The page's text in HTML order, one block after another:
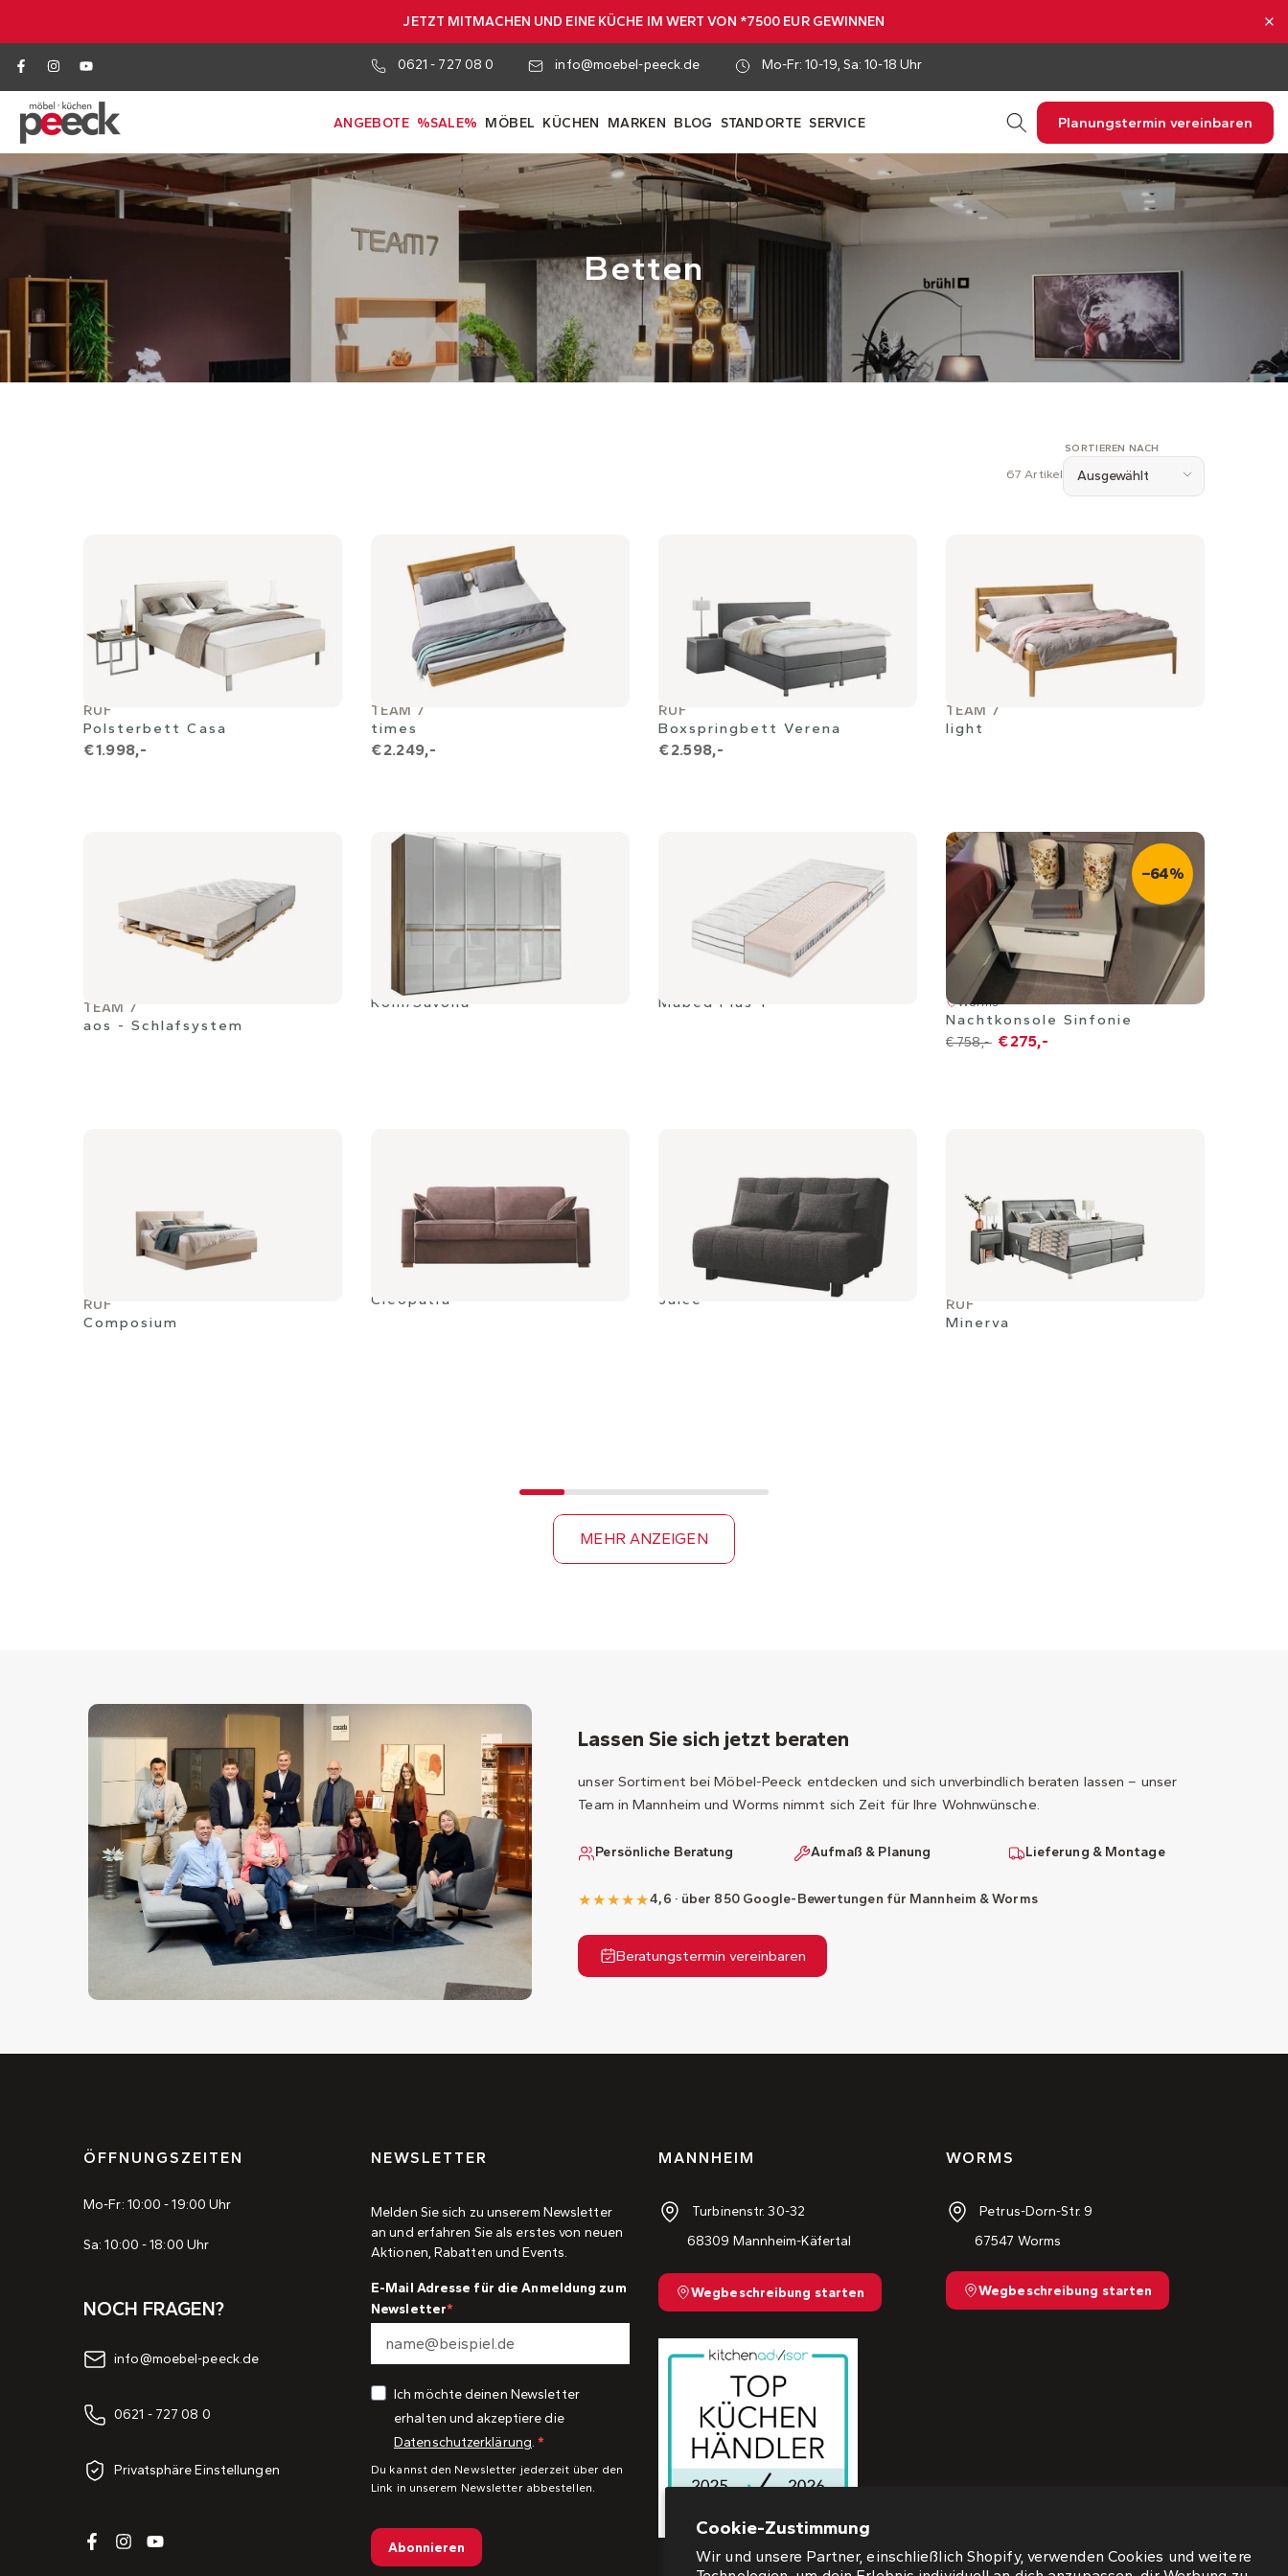
Cookie-Zustimmung
Wir und unsere Partner, einschließlich Shopify, verwenden Cookies und weitere
JETZT MITMACHEN UND EINE KÜCHE IM WERT VON *7500 EUR GEWINNEN
0621 - 727 08 0 info@moebel-peeck.de Mo-Fr: 10-19, Sa: 10-18 Uhr
ANGEBOTE %SALE% MÖBEL KÜCHEN MARKEN BLOG STANDORTE SERVICE Planungstermin vereinbaren
Betten
67 Artikel
SORTIEREN NACH
Ausgewählt
RUF
Polsterbett Casa
€ 1.998,-
TEAM 7
times
€ 2.249,-
RUF
Boxspringbett Verena
€ 2.598,-
TEAM 7
light
TEAM 7
aos - Schlafsystem
Rom/Savona Mabed Plus T
−64%
Worms
Nachtkonsole Sinfonie
€ 758,- € 275,-
RUF
Composium
Cleopatra Juice RUF
Minerva
MEHR ANZEIGEN
Lassen Sie sich jetzt beraten
unser Sortiment bei Möbel-Peeck entdecken und sich unverbindlich beraten lassen – unser
Team in Mannheim und Worms nimmt sich Zeit für Ihre Wohnwünsche.
Persönliche Beratung Aufmaß & Planung Lieferung & Montage
★★★★★4,6 · über 850 Google-Bewertungen für Mannheim & Worms
Beratungstermin vereinbaren
ÖFFNUNGSZEITEN
Mo-Fr: 10:00 - 19:00 Uhr
Sa: 10:00 - 18:00 Uhr
NOCH FRAGEN?
info@moebel-peeck.de
0621 - 727 08 0
Privatsphäre Einstellungen
NEWSLETTER
Melden Sie sich zu unserem Newsletter
an und erfahren Sie als erstes von neuen
Aktionen, Rabatten und Events.
E-Mail Adresse für die Anmeldung zum
Newsletter
Ich möchte deinen Newsletter
erhalten und akzeptiere die
Datenschutzerklärung.
Du kannst den Newsletter jederzeit über den
Link in unserem Newsletter abbestellen.
Abonnieren
MANNHEIM
Turbinenstr. 30-32
68309 Mannheim-Käfertal
Wegbeschreibung starten
WORMS
Petrus-Dorn-Str. 9
67547 Worms
Wegbeschreibung starten